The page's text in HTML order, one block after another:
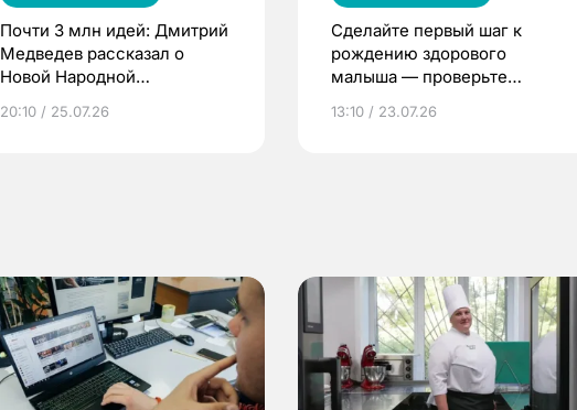
Почти 3 млн идей: Дмитрий
Медведев рассказал о
Новой Народной
20:10 / 25.07.26
Сделайте первый шаг к
рождению здорового
малыша — проверьте
по ОМС!
13:10 / 23.07.26